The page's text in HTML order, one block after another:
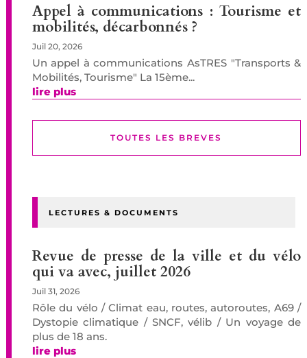
Appel à communications : Tourisme et
mobilités, décarbonnés ?
Juil 20, 2026
Un appel à communications AsTRES "Transports &
Mobilités, Tourisme" La 15ème...
lire plus
TOUTES LES BREVES
LECTURES & DOCUMENTS
Revue de presse de la ville et du vélo
qui va avec, juillet 2026
Juil 31, 2026
Rôle du vélo / Climat eau, routes, autoroutes, A69 /
Dystopie climatique / SNCF, vélib / Un voyage de
plus de 18 ans.
lire plus